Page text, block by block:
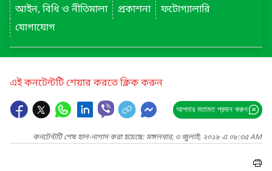
আইন, বিধি ও নীতিমালা
প্রকাশনা
ফটোগ্যালারি
যোগাযোগ
এই কনটেন্টটি শেয়ার করতে ক্লিক করুন
আপনার মতামত প্রদান করুন
কনটেন্টটি শেষ হাল-নাগাদ করা হয়েছে: মঙ্গলবার, ৩ জুলাই, ২০১৮ এ ০৮:৩৫ AM